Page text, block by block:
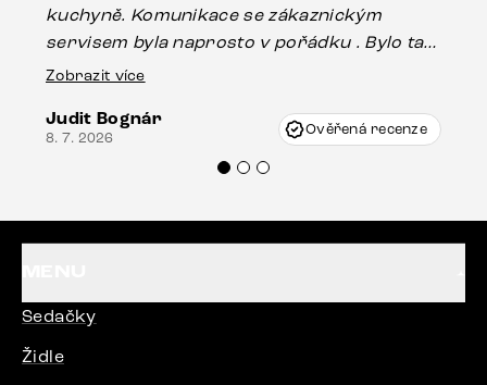
kuchyně. Komunikace se zákaznickým
servisem byla naprosto v pořádku . Bylo tam
drobné poškození u nohy stolu, které mohlo
Vincze mi velmi korektně vyšli vstříc.
Doporučuji produkty Delife všem.“
Zobrazit více
Judit Bognár
8. 7. 2026 Ověřená recenze
Sedačky
Židle